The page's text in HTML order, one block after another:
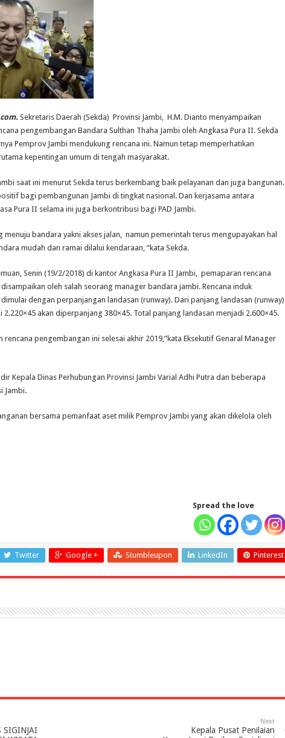
Sekretaris Daerah (Sekda) Provinsi Jambi, H.M. Dianto menyampaikan
pengembangan Bandara Sulthan Thaha Jambi oleh Angkasa Pura II. Sekda
Pemprov Jambi mendukung rencana ini. Namun tetap memperhatikan
kepentingan umum di tengah masyarakat.
saat ini menurut Sekda terus berkembang baik pelayanan dan juga bangunan.
bagi pembangunan Jambi di tingkat nasional. Dan kerjasama antara
Pura II selama ini juga berkontribusi bagi PAD Jambi.
menuju bandara yakni akses jalan, namun pemerintah terus mengupayakan hal
mudah dan ramai dilalui kendaraan, “kata Sekda.
Senin (19/2/2018) di kantor Angkasa Pura II Jambi, pemaparan rencana
oleh salah seorang manager bandara jambi. Rencana induk
dengan perpanjangan landasan (runway). Dari panjang landasan (runway)
2.220×45 akan diperpanjang 380×45. Total panjang landasan menjadi 2.600×45.
rencana pengembangan ini selesai akhir 2019,”kata Eksekutif Genaral Manager
Kepala Dinas Perhubungan Provinsi Jambi Varial Adhi Putra dan beberapa
Jambi.
bersama pemanfaat aset milik Pemprov Jambi yang akan dikelola oleh
Spread the love
Twitter Google + Stumbleupon LinkedIn Pinterest
SIGINJAI
Next
Kepala Pusat Penilaian